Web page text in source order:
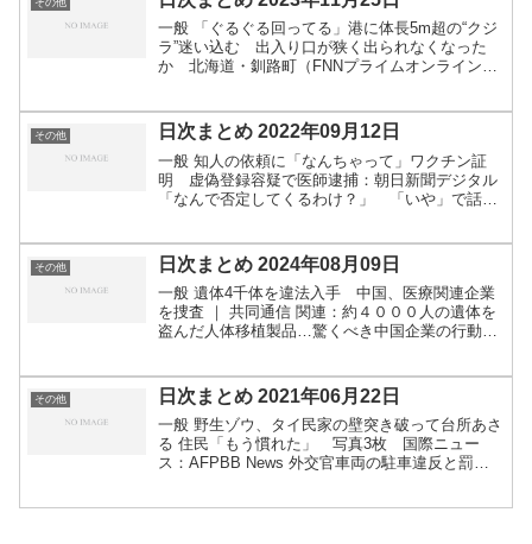
その他
一般 「ぐるぐる回ってる」港に体長5m超の“クジ
ラ”迷い込む 出入り口が狭く出られなくなった
か 北海道・釧路町（FNNプライムオンライン）
嫁...
その他 日次まとめ 2022年09月12日
一般 知人の依頼に「なんちゃって」ワクチン証
明 虚偽登録容疑で医師逮捕：朝日新聞デジタル
「なんで否定してくるわけ？」 「いや」で話し
その他 日次まとめ 2024年08月09日
一般 遺体4千体を違法入手 中国、医療関連企業
を捜査 ｜ 共同通信 関連：約４０００人の遺体を
盗んだ人体移植製品…驚くべき中国企業の行動
病っ...
その他 日次まとめ 2021年06月22日
一般 野生ゾウ、タイ民家の壁突き破って台所あさ
る 住民「もう慣れた」 写真3枚 国際ニュー
ス：AFPBB News 外交官車両の駐車違反と罰金